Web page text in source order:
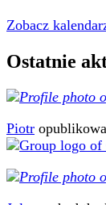
Zobacz
Ostatnie
Piotr